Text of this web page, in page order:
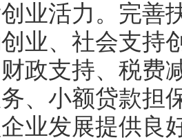
业活力。完善
业、社会支持
政支持、税费
、小额贷款担
业发展提供良